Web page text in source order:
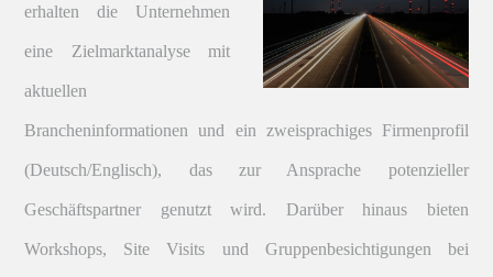
erhalten die Unternehmen
eine Zielmarktanalyse mit
aktuellen
Brancheninformationen und ein zweisprachiges Firmenprofil
(Deutsch/Englisch), das zur Ansprache potenzieller
Geschäftspartner genutzt wird. Darüber hinaus bieten
Workshops, Site Visits und Gruppenbesichtigungen bei